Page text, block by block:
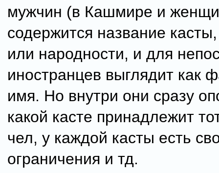
мужчин (в Кашмире и
содержится название
или народности, и для
иностранцев выглядит как
имя. Но внутри они сразу
какой касте принадлежит
чел, у каждой касты есть
ограничения и тд.